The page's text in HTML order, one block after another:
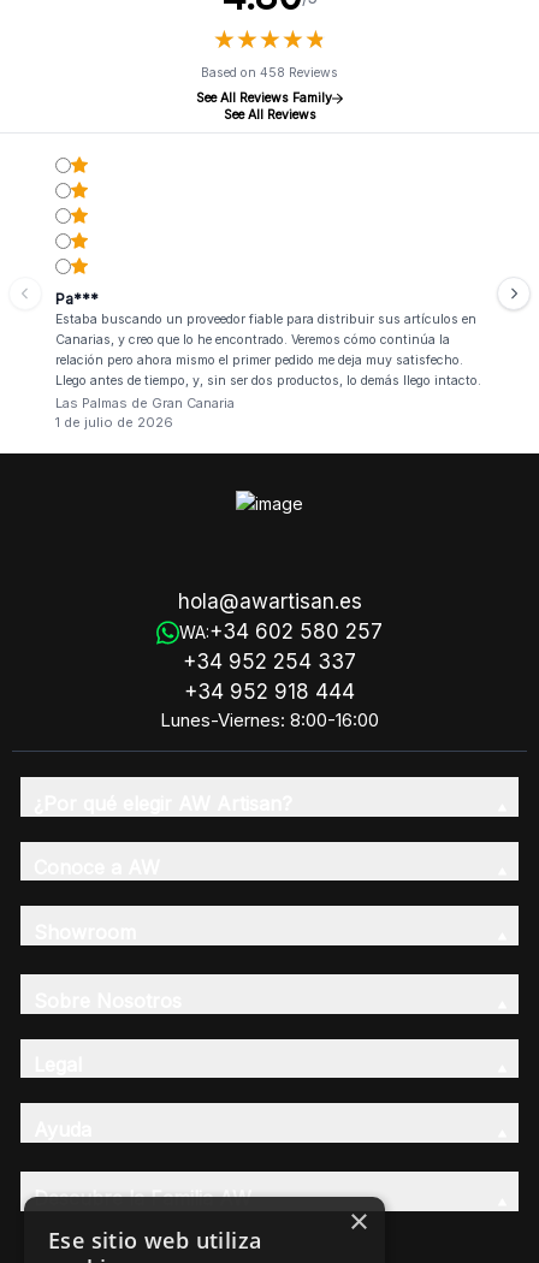
★★★★★
★★★★★
Based on 458 Reviews
See All Reviews Family
See All Reviews
Pa***
Estaba buscando un proveedor fiable para distribuir sus artículos en
Canarias, y creo que lo he encontrado. Veremos cómo continúa la
relación pero ahora mismo el primer pedido me deja muy satisfecho.
Llego antes de tiempo, y, sin ser dos productos, lo demás llego intacto.
Las Palmas de Gran Canaria
1 de julio de 2026
hola@awartisan.es
WA:+34 602 580 257
+34 952 254 337
+34 952 918 444
Lunes-Viernes: 8:00-16:00
Descubre la Familia AW
×
Ese sitio web utiliza